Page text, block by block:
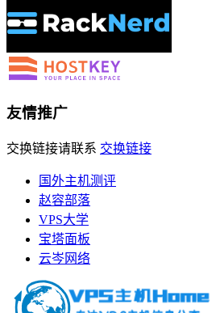
友情推广
交换链接请联系 交换链接
国外主机测评
赵容部落
VPS大学
宝塔面板
云岑网络